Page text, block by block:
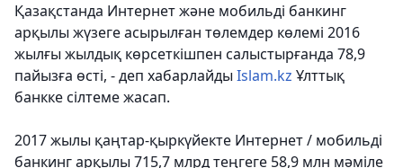
Қазақстанда Интернет және мобильді банкинг
арқылы жүзеге асырылған төлемдер көлемі 2016
жылғы жылдық көрсеткішпен салыстырғанда 78,9
пайызға өсті, - деп хабарлайды Islam.kz Ұлттық
банкке сілтеме жасап.
2017 жылы қаңтар-қыркүйекте Интернет / мобильді
банкинг арқылы 715,7 млрд теңгеге 58,9 млн мәміле